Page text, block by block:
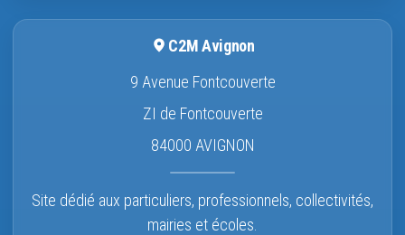
C2M Avignon
9 Avenue Fontcouverte
ZI de Fontcouverte
84000 AVIGNON
Site dédié aux particuliers, professionnels, collectivités,
mairies et écoles.